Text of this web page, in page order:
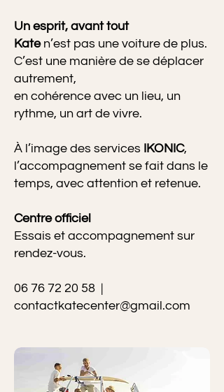
Un esprit, avant tout
Katen’est pas une voiture de plus.
C’est une manière de se déplacer
autrement,
en cohérence avec un lieu, un
rythme, un art de vivre.
À l’image des services IKONIC,
l’accompagnement se fait dans le
temps, avec attention et retenue.
Centre officiel
Essais et accompagnement sur
rendez-vous.
06 76 72 20 58 |
contactkatecenter@gmail.com